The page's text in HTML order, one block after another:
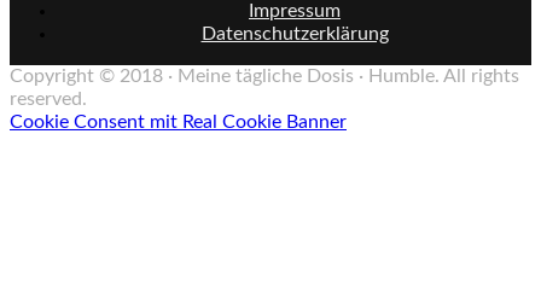
Impressum
Datenschutzerklärung
Copyright © 2018 · Meine tägliche Dosis · Humble. All rights
reserved.
Cookie Consent mit Real Cookie Banner